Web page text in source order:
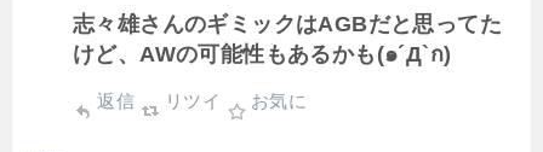
志々雄さんのギミックはAGBだと思ってた
けど、AWの可能性もあるかも(๑´Д`ก)
返信 リツイ お気に